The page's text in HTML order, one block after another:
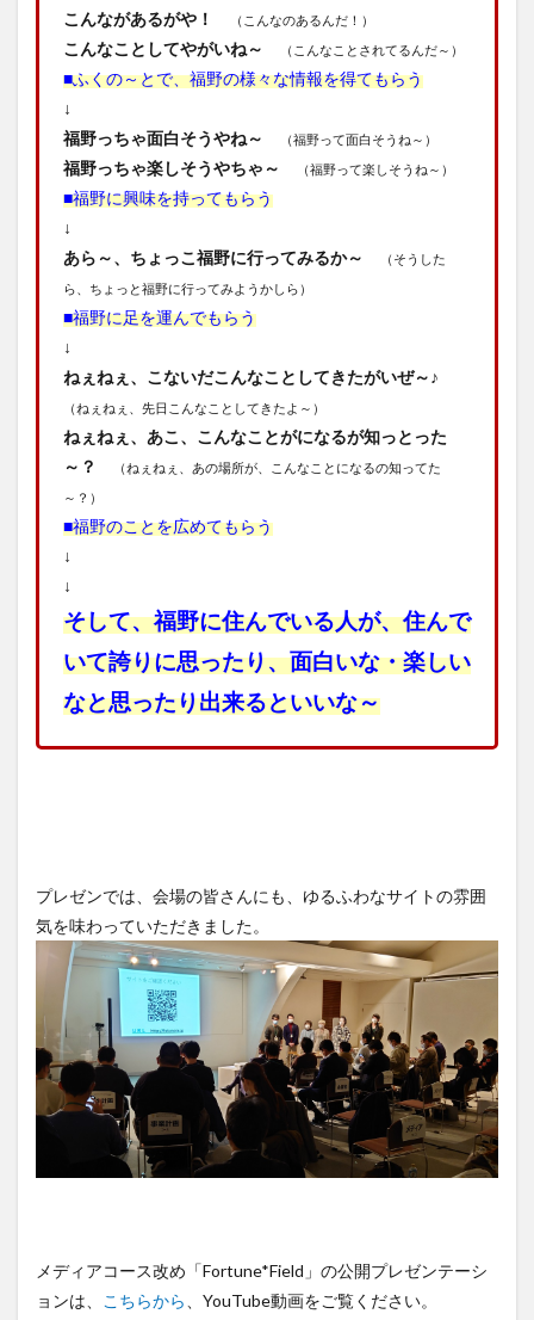
こんながあるがや！ （こんなのあるんだ！）
こんなことしてやがいね～ （こんなことされてるんだ～）
■ふくの～とで、福野の様々な情報を得てもらう
↓
福野っちゃ面白そうやね～
（福野って面白そうね～）
福野っちゃ楽しそうやちゃ～ （福野って楽しそうね～）
■福野に興味を持ってもらう
↓
あら～、ちょっこ福野に行ってみるか～
（そうした
ら、ちょっと福野に行ってみようかしら）
■福野に足を運んでもらう
↓
ねぇねぇ、こないだこんなことしてきたがいぜ～♪
（ねぇねぇ、先日こんなことしてきたよ～）
ねぇねぇ、あこ、こんなことがになるが知っとった
～？
（ねぇねぇ、あの場所が、こんなことになるの知ってた
～？）
■福野のことを広めてもらう
↓
↓
そして、福野に住んでいる人が、住んで
いて誇りに思ったり、面白いな・楽しい
なと思ったり出来るといいな～
プレゼンでは、会場の皆さんにも、ゆるふわなサイトの雰囲
気を味わっていただきました。
メディアコース改め「Fortune*Field」の公開プレゼンテーシ
ョンは、
こちらから 、YouTube動画をご覧ください。